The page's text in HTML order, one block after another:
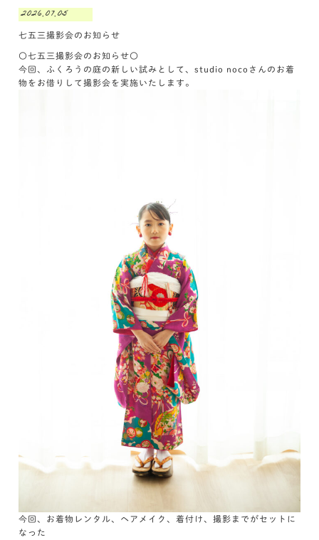
2026.07.05
七五三撮影会のお知らせ
〇七五三撮影会のお知らせ〇
今回、ふくろうの庭の新しい試みとして、studio nocoさんのお着
物をお借りして撮影会を実施いたします。
今回、お着物レンタル、ヘアメイク、着付け、撮影までがセットに
なった